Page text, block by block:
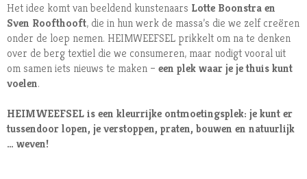
Het idee komt van beeldend kunstenaars Lotte Boonstra en
Sven Roofthooft, die in hun werk de massa’s die we zelf creëren
onder de loep nemen. HEIMWEEFSEL prikkelt om na te denken
over de berg textiel die we consumeren, maar nodigt vooral uit
om samen iets nieuws te maken – een plek waar je je thuis kunt
voelen.
HEIMWEEFSEL is een kleurrijke ontmoetingsplek: je kunt er
tussendoor lopen, je verstoppen, praten, bouwen en natuurlijk
… weven!